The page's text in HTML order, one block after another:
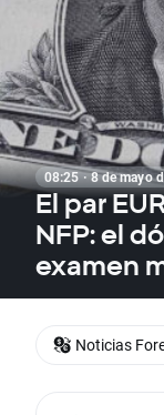
08:25 · 8 de mayo
El par
NFP: el
examen
Noticias